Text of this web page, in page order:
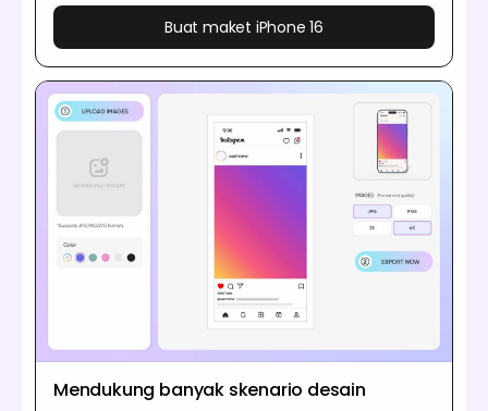
Buat maket iPhone 16
Mendukung banyak skenario desain